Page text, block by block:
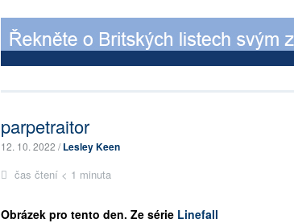
parpetraitor
12. 10. 2022 /Lesley Keen
čas čtení < 1 minuta
Obrázek pro tento den. Ze série Linefall